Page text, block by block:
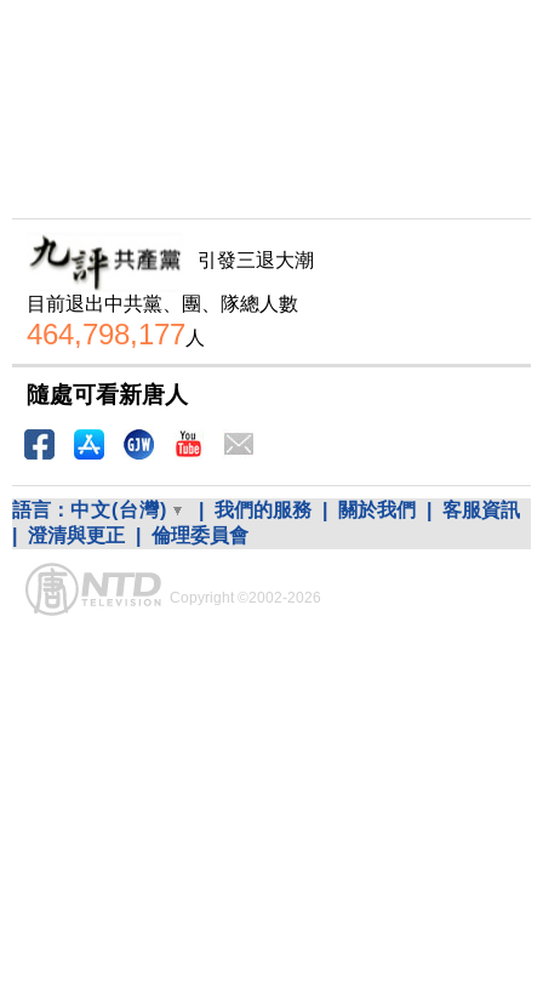
引發三退大潮
目前退出中共黨、團、隊總人數
464,798,177人
隨處可看新唐人
語言： 中文(台灣) 我們的服務 關於我們
客服資訊
澄清與更正 倫理委員會
Copyright ©2002-2026